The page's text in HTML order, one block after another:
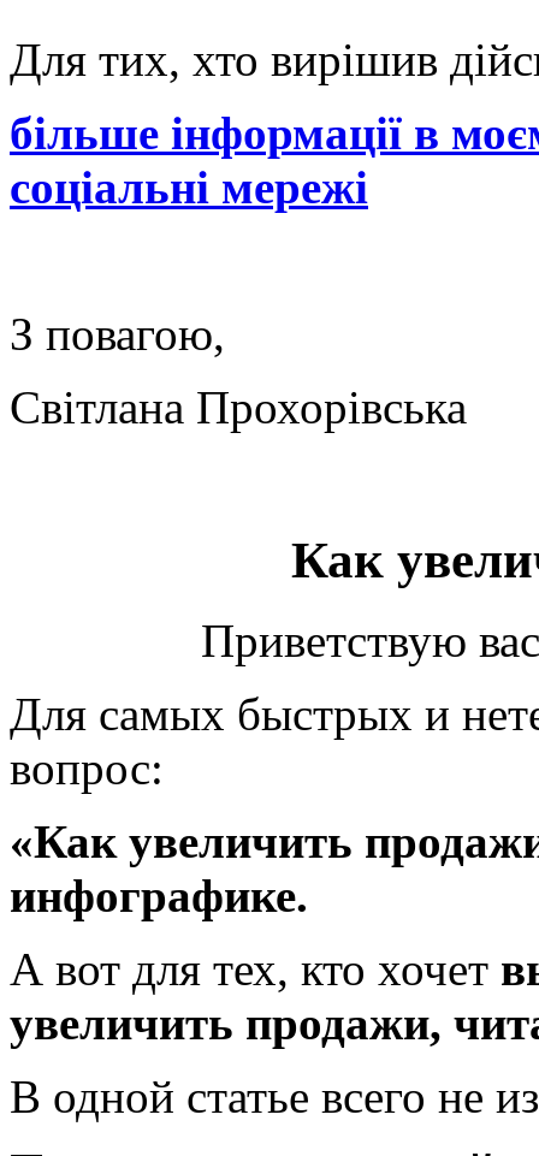
Для тих, хто вирішив
більше інформації в
соціальні мережі
З повагою,
Світлана Прохорівська
Как
Приветствую
Для самых быстрых и
вопрос:
«Как увеличить
инфографике.
А вот для тех, кто хочет
увеличить продажи,
В одной статье всего не